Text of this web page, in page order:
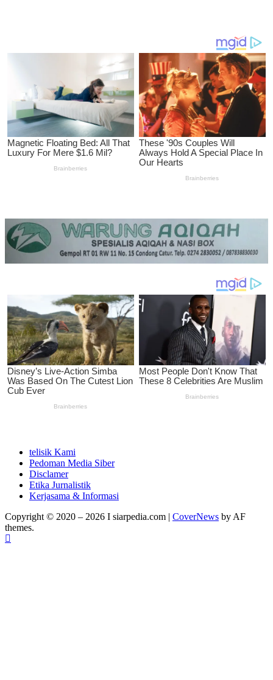
telisik Kami
Pedoman Media Siber
Disclamer
Etika Jurnalistik
Kerjasama & Informasi
Copyright © 2020 – 2026 I siarpedia.com | CoverNews by AF
themes.